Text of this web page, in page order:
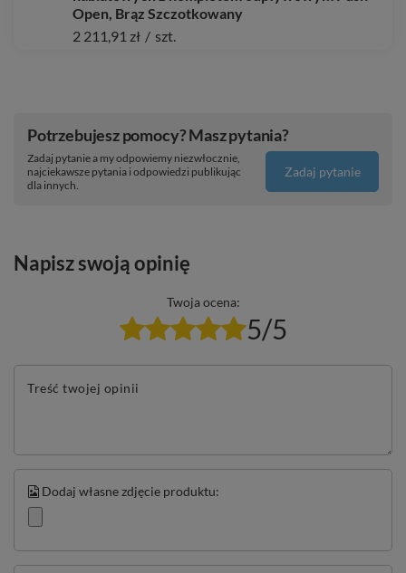
Open, Brąz Szczotkowany
2 211,91 zł / szt.
Potrzebujesz pomocy? Masz pytania?
Zadaj pytanie a my odpowiemy niezwłocznie,
najciekawsze pytania i odpowiedzi publikując
dla innych.
Zadaj pytanie
Napisz swoją opinię
Twoja ocena:
5/5
Treść twojej opinii
Dodaj własne zdjęcie produktu: